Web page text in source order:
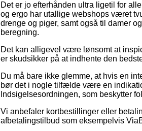
Det er jo efterhånden ultra ligetil for
og ergo har utallige webshops været
drenge og piger, samt også til damer
beregning.
Det kan alligevel være lønsomt at
er skudsikker på at indhente den
Du må bare ikke glemme, at hvis en
bør det i nogle tilfælde være en
Indsigelsesordningen, som beskytter
Vi anbefaler kortbestillinger eller
afbetalingstilbud som eksempelvis